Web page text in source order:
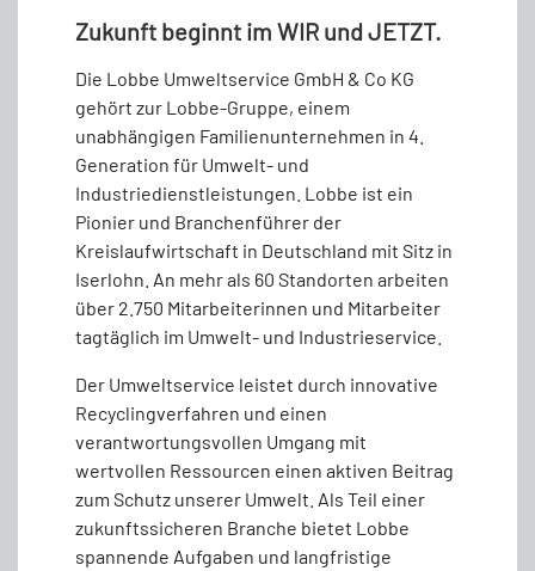
Zukunft beginnt im WIR und JETZT.
Die Lobbe Umweltservice GmbH & Co KG
gehört zur Lobbe-Gruppe, einem
unabhängigen Familienunternehmen in 4.
Generation für Umwelt- und
Industriedienstleistungen. Lobbe ist ein
Pionier und Branchenführer der
Kreislaufwirtschaft in Deutschland mit Sitz in
Iserlohn. An mehr als 60 Standorten arbeiten
über 2.750 Mitarbeiterinnen und Mitarbeiter
tagtäglich im Umwelt- und Industrieservice.
Der Umweltservice leistet durch innovative
Recyclingverfahren und einen
verantwortungsvollen Umgang mit
wertvollen Ressourcen einen aktiven Beitrag
zum Schutz unserer Umwelt. Als Teil einer
zukunftssicheren Branche bietet Lobbe
spannende Aufgaben und langfristige